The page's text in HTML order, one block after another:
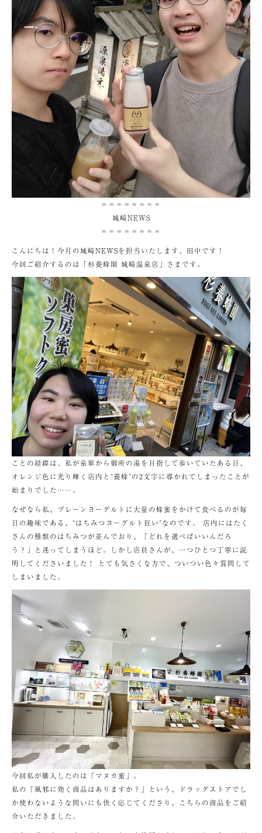
＝＝＝＝＝＝＝＝
城崎NEWS
＝＝＝＝＝＝＝＝
こんにちは！今月の城崎NEWSを担当いたします、田中です！
今回ご紹介するのは「杉養蜂園 城崎温泉店」さまです。
ことの経緯は、私が泉翠から御所の湯を目指して歩いていたある日、
オレンジ色に光り輝く店内と“養蜂”の2文字に導かれてしまったことが
始まりでした……。
なぜなら私、プレーンヨーグルトに大量の蜂蜜をかけて食べるのが毎
日の趣味である、“はちみつヨーグルト狂い”なのです。 店内にはたく
さんの種類のはちみつが並んでおり、「どれを選べばいいんだろ
う？」と迷ってしまうほど。しかし店員さんが、一つひとつ丁寧に説
明してくださいました！ とても気さくな方で、ついつい色々質問して
しまいました。
今回私が購入したのは「マヌカ蜜」。
私の「風邪に効く商品はありますか？」という、ドラッグストアでし
か使わないような問いにも快く応じてくださり、こちらの商品をご紹
介いただきました。